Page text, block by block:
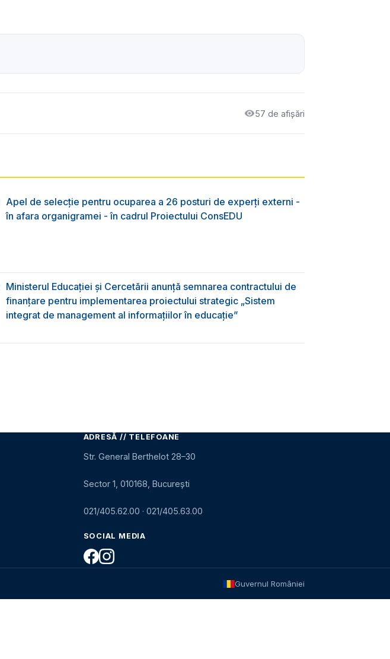
57 de afișări
Apel de selecție pentru ocuparea a 26 posturi de experți externi -
în afara organigramei - în cadrul Proiectului ConsEDU
Ministerul Educației și Cercetării anunță semnarea contractului de
finanțare pentru implementarea proiectului strategic „Sistem
integrat de management al informațiilor în educație”
ADRESĂ // TELEFOANE
Str. General Berthelot 28–30
Sector 1, 010168, București
021/405.62.00 · 021/405.63.00
SOCIAL MEDIA
Guvernul României